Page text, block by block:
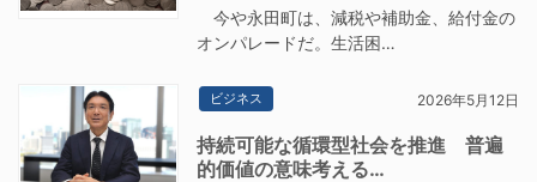
今や永田町は、減税や補助金、給付金の
オンパレードだ。生活困…
ビジネス 2026年5月12日
持続可能な循環型社会を推進 普遍
的価値の意味考える…